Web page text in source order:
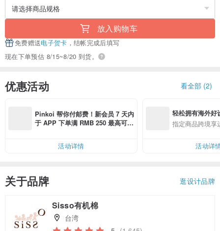
放入购物车
免费赠送电子贺卡 ，结帐完成后填写
现在下单预估 8/15~8/20 到货。
优惠活动 看全部 (2)
Pinkoi 帮你付邮费！新会员 7 天内
于 APP 下单满 RMB 250 最高可折
活动详情
轻松拥有海外好
指定商品跨境享
活动详
关于品牌 逛设计品牌
Sisso有机棉
台湾